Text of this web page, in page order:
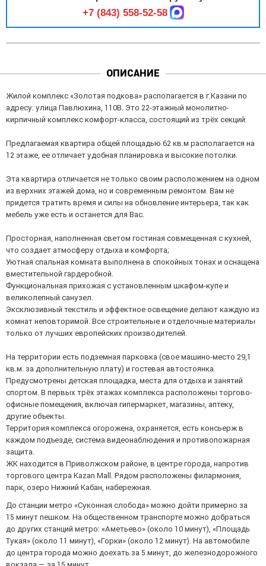
+7 (843) 558-52-58
ОПИСАНИЕ
Жилой комплекс «Золотая подкова» располагается в г.Казани по
адресу: улица Павлюхина, 110В. Это 22-этажный монолитно-
кирпичный комплекс комфорт-класса, состоящий из трёх секций.
​​​​​Предлагаемая квартира общей площадью 62 кв.м располагается на
12 этаже, ее отличает удобная планировка и высокие потолки.
Эта квартира отличается не только своим расположением на одном
из верхних этажей дома, но и современным ремонтом. Вам не
придется тратить время и силы на обновление интерьера, так как
мебель уже есть и останется для Вас.
Просторная, наполненная светом гостиная совмещенная с кухней,
что создает атмосферу отдыха и комфорта;
Уютная спальная комната выполнена в спокойных тонах и оснащена
вместительной гардеробной.
Функциональная прихожая с установленным шкафом-купе и
великолепный санузел.
Эксклюзивный текстиль и эффектное освещение делают каждую из
комнат неповторимой. Все строительные и отделочные материалы
только от лучших европейских производителей.
На территории есть подземная парковка (свое машино-место 29,1
кв.м. за дополнительную плату) и гостевая автостоянка.
Предусмотрены детская площадка, места для отдыха и занятий
спортом. В первых трёх этажах комплекса расположены торгово-
офисные помещения, включая гипермаркет, магазины, аптеку,
другие объекты.
Территория комплекса огорожена, охраняется, есть консьерж в
каждом подъезде, система видеонаблюдения и противопожарная
защита.
ЖК находится в Приволжском районе, в центре города, напротив
торгового центра Kazan Mall. Рядом расположены филармония,
парк, озеро Нижний Кабан, набережная.
До станции метро «Суконная слобода» можно дойти примерно за
15 минут пешком. На общественном транспорте можно добраться
до других станций метро: «Аметьево» (около 10 минут), «Площадь
Тукая» (около 11 минут), «Горки» (около 12 минут). На автомобиле
до центра города можно доехать за 5 минут, до железнодорожного